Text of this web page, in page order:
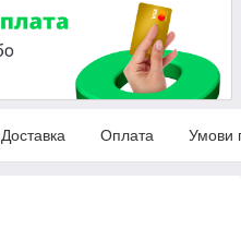
Доставка Оплата Умови